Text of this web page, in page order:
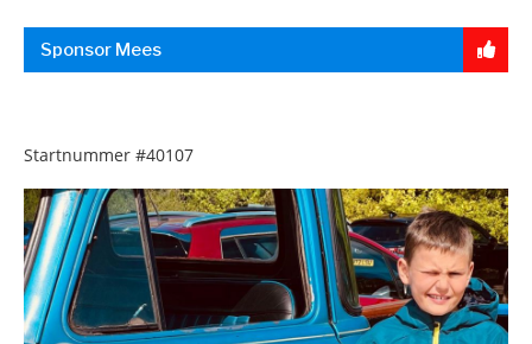
Sponsor Mees
Startnummer #40107